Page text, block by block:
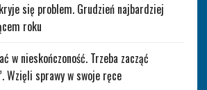
się problem. Grudzień najbardziej
roku
w nieskończoność. Trzeba zacząć
Wzięli sprawy w swoje ręce